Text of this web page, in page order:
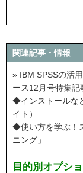
関連記事・情報
» IBM SPSSの活
ース12月号特集記
◆インストールな
イト）
◆使い方を学ぶ！
ニング」
目的別オプシ